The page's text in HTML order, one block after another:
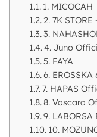
1. MICOCAH
2. 7K
3.
4. Juno
5. FAYA
6. EROSSKA
7. HAPAS
8. Vascara
9.
10.